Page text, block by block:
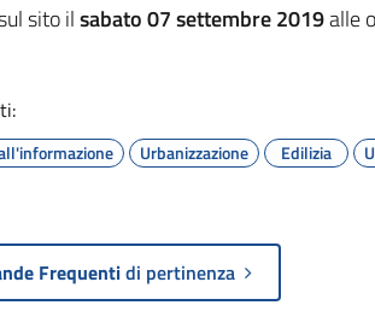
sito ilsabato 07 settembre 2019alle
Urbanizzazione Edilizia
Frequentidi pertinenza